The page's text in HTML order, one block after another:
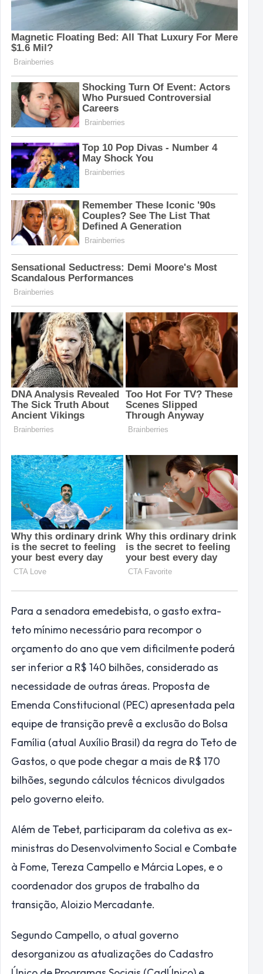
Para a senadora emedebista, o gasto extra-
teto mínimo necessário para recompor o
orçamento do ano que vem dificilmente poderá
ser inferior a R$ 140 bilhões, considerado as
necessidade de outras áreas. Proposta de
Emenda Constitucional (PEC) apresentada pela
equipe de transição prevê a exclusão do Bolsa
Família (atual Auxílio Brasil) da regra do Teto de
Gastos, o que pode chegar a mais de R$ 170
bilhões, segundo cálculos técnicos divulgados
pelo governo eleito.
Além de Tebet, participaram da coletiva as ex-
ministras do Desenvolvimento Social e Combate
à Fome, Tereza Campello e Márcia Lopes, e o
coordenador dos grupos de trabalho da
transição, Aloizio Mercadante.
Segundo Campello, o atual governo
desorganizou as atualizações do Cadastro